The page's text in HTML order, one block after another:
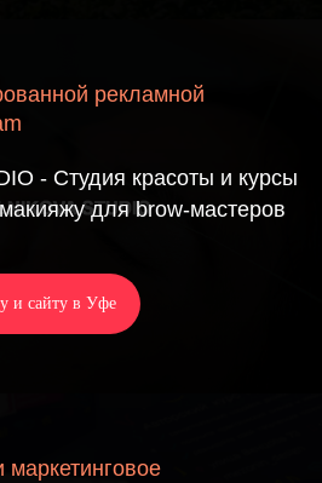
рекламной
- Студия красоты и курсы
для brow-мастеров
и сайту в Уфе